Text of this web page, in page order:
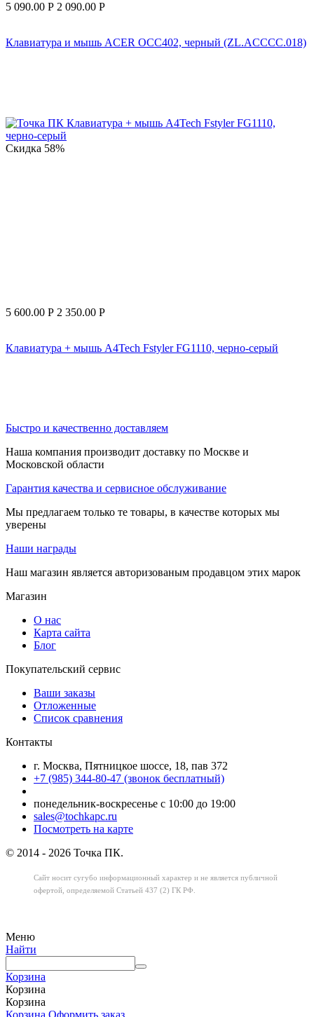
5 090.00 Р 2 090.00 Р
Клавиатура и мышь ACER OCC402, черный (ZL.ACCCC.018)
Скидка 58%
5 600.00 Р 2 350.00 Р
Клавиатура + мышь A4Tech Fstyler FG1110, черно-серый
Быстро и качественно доставляем
Наша компания производит доставку по Москве и
Московской области
Гарантия качества и сервисное обслуживание
Мы предлагаем только те товары, в качестве которых мы
уверены
Наши награды
Наш магазин является авторизованым продавцом этих марок
Магазин
О нас
Карта сайта
Блог
Покупательский сервис
Ваши заказы
Отложенные
Список сравнения
Контакты
г. Москва, Пятницкое шоссе, 18, пав 372
+7 (985) 344-80-47 (звонок бесплатный)
понедельник-воскресенье с 10:00 до 19:00
sales@tochkapc.ru
Посмотреть на карте
© 2014 - 2026 Точка ПК.
Сайт носит сугубо информационный характер и не является публичной
офертой, определяемой Статьей 437 (2) ГК РФ.
Меню
Найти
Корзина
Корзина
Корзина